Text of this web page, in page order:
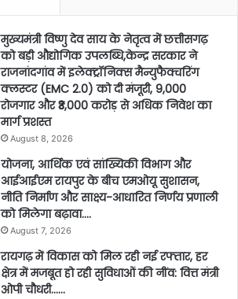
मुख्यमंत्री विष्णु देव साय के नेतृत्व में छत्तीसगढ़
को बड़ी औद्योगिक उपलब्धि,केन्द्र सरकार ने
राजनांदगांव में इलेक्ट्रॉनिक्स मैन्युफैक्चरिंग
क्लस्टर (EMC 2.0) को दी मंजूरी, 9,000
रोजगार और ₹3,000 करोड़ से अधिक निवेश का
मार्ग प्रशस्त
August 8, 2026
योजना, आर्थिक एवं सांख्यिकी विभाग और
आईआईएम रायपुर के बीच एमओयू सुशासन,
नीति निर्माण और साक्ष्य-आधारित निर्णय प्रणाली
को मिलेगा बढ़ावा….
August 7, 2026
रायगढ़ में विकास को मिल रही नई रफ्तार, हर
क्षेत्र में मजबूत हो रही सुविधाओं की नींव: वित्त मंत्री
ओपी चौधरी……